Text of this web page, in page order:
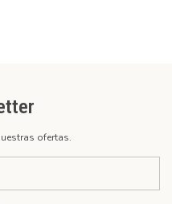
ofertas.